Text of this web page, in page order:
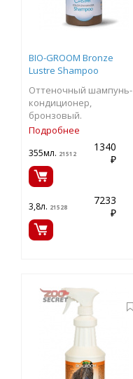
BIO-GROOM Bronze
Lustre Shampoo
Оттеночный шампунь-
кондиционер,
бронзовый.
Подробнее
355мл. 21512
1340
₽
3,8л. 21528
7233
₽